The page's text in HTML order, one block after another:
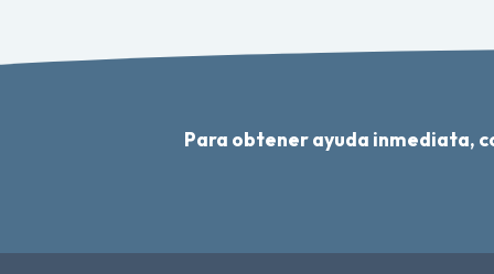
Para obtener ayuda inmediata,